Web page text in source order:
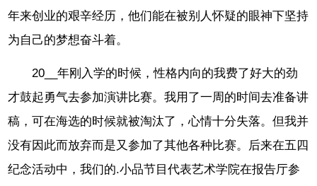
年来创业的艰辛经历，他们能在被别人怀疑的眼神下坚持
为自己的梦想奋斗着。
20__年刚入学的时候，性格内向的我费了好大的劲
才鼓起勇气去参加演讲比赛。我用了一周的时间去准备讲
稿，可在海选的时候就被淘汰了，心情十分失落。但我并
没有因此而放弃而是又参加了其他各种比赛。后来在五四
纪念活动中，我们的.小品节目代表艺术学院在报告厅参